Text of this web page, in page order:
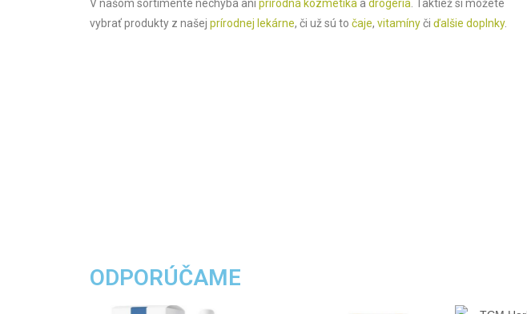
V našom sortimente nechýba ani prírodná kozmetika a drogéria . Taktiež si môžete
vybrať produkty z našej prírodnej lekárne, či už sú to čaje, vitamínyči ďalšie doplnky.
ODPORÚČAME